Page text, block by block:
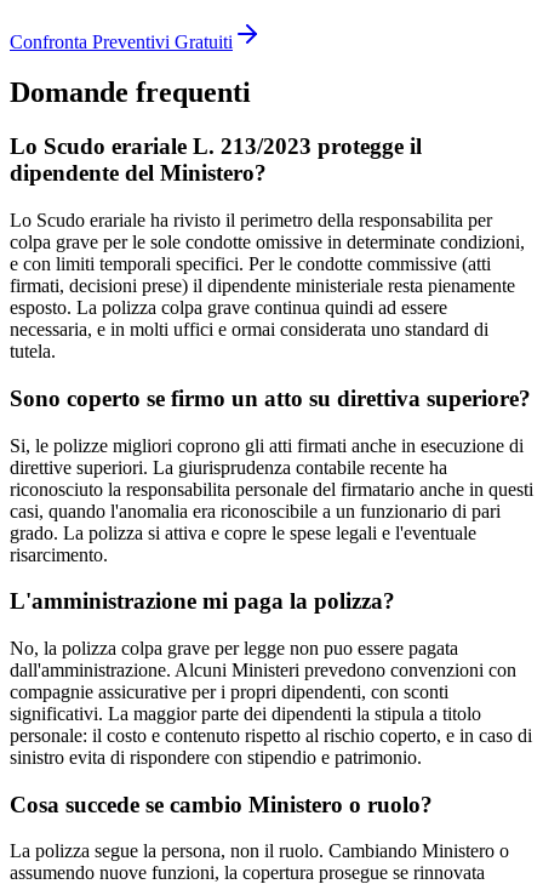
Confronta Preventivi Gratuiti
Domande frequenti
Lo Scudo erariale L. 213/2023 protegge il
dipendente del Ministero?
Lo Scudo erariale ha rivisto il perimetro della responsabilita per
colpa grave per le sole condotte omissive in determinate condizioni,
e con limiti temporali specifici. Per le condotte commissive (atti
firmati, decisioni prese) il dipendente ministeriale resta pienamente
esposto. La polizza colpa grave continua quindi ad essere
necessaria, e in molti uffici e ormai considerata uno standard di
tutela.
Sono coperto se firmo un atto su direttiva superiore?
Si, le polizze migliori coprono gli atti firmati anche in esecuzione di
direttive superiori. La giurisprudenza contabile recente ha
riconosciuto la responsabilita personale del firmatario anche in questi
casi, quando l'anomalia era riconoscibile a un funzionario di pari
grado. La polizza si attiva e copre le spese legali e l'eventuale
risarcimento.
L'amministrazione mi paga la polizza?
No, la polizza colpa grave per legge non puo essere pagata
dall'amministrazione. Alcuni Ministeri prevedono convenzioni con
compagnie assicurative per i propri dipendenti, con sconti
significativi. La maggior parte dei dipendenti la stipula a titolo
personale: il costo e contenuto rispetto al rischio coperto, e in caso di
sinistro evita di rispondere con stipendio e patrimonio.
Cosa succede se cambio Ministero o ruolo?
La polizza segue la persona, non il ruolo. Cambiando Ministero o
assumendo nuove funzioni, la copertura prosegue se rinnovata